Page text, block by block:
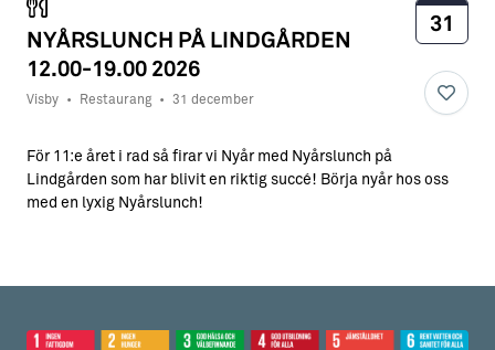
NYÅRSLUNCH PÅ LINDGÅRDEN
12.00-19.00 2026
Visby • Restaurang • 31 december
För 11:e året i rad så firar vi Nyår med Nyårslunch på
Lindgården som har blivit en riktig succé! Börja nyår hos oss
med en lyxig Nyårslunch!
31